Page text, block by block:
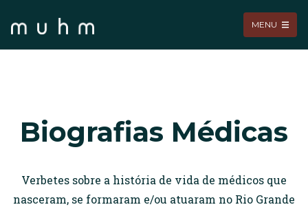
MENU
Biografias Médicas
Verbetes sobre a história de vida de médicos que
nasceram, se formaram e/ou atuaram no Rio Grande